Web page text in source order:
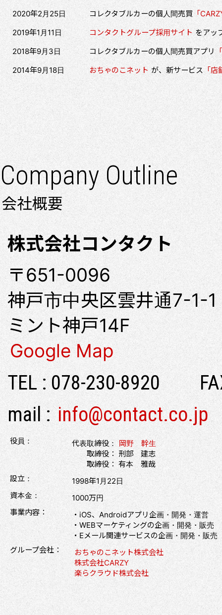
2020年2月25日
コレクタブルカーの個人間売買 「
2019年1月11日
コンタクトグループ採用サイト をアッ
2018年9月3日
コレクタブルカーの個人間売買アプリ
2014年9月18日
おちゃのこネット が、新サービス「店
Company Outline
会社概要
株式会社コンタクト
〒651-0096
神戸市中央区雲井通7-1-1
ミント神戸14F
Google Map
TEL : 078-230-8920
mail :info@contact.co.jp
役員： 代表取締役： 岡野 幹生
取締役： 刑部 建志
取締役： 有本 雅哉
設立：
1998年1月22日
資本金：
1000万円
事業内容：
・iOS、Androidアプリ企画・開発・運営
・WEBマーケティングの企画・開発・販売
・Eメール関連サービスの企画・開発・販売
グループ会社：
おちゃのこネット株式会社
株式会社CARZY
楽らクラウド株式会社